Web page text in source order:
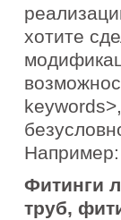
хотите
Например:
Фитинги
труб,